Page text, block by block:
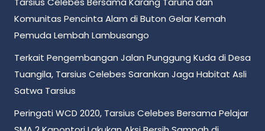
Komunitas Pencinta Alam di Buton Gelar Kemah
Pemuda Lembah Lambusango
Terkait Pengembangan Jalan Punggung Kuda di Desa
Tuangila, Tarsius Celebes Sarankan Jaga Habitat Asli
Satwa Tarsius
Peringati WCD 2020, Tarsius Celebes Bersama Pelajar